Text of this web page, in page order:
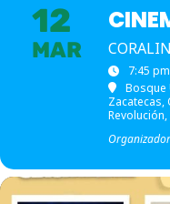
12
MAR
7:45
Bosque
Zacatecas,